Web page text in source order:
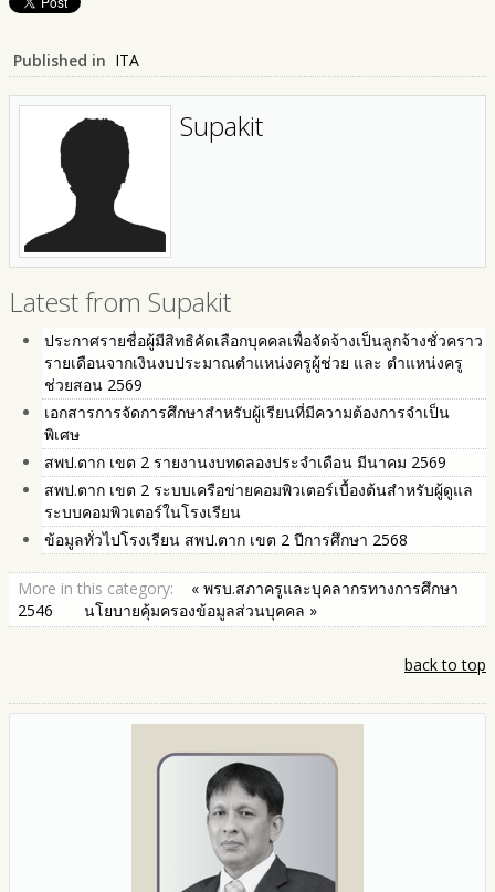
Published in ITA
Supakit
Latest from Supakit
ประกาศรายชื่อผู้มีสิทธิคัดเลือกบุคคลเพื่อจัดจ้างเป็นลูกจ้างชั่วคราว
รายเดือนจากเงินงบประมาณตำแหน่งครูผู้ช่วย และ ตำแหน่งครู
ช่วยสอน 2569
เอกสารการจัดการศึกษาสำหรับผู้เรียนที่มีความต้องการจำเป็น
พิเศษ
สพป.ตาก เขต 2 รายงานงบทดลองประจำเดือน มีนาคม 2569
สพป.ตาก เขต 2 ระบบเครือข่ายคอมพิวเตอร์เบื้องต้นสำหรับผู้ดูแล
ระบบคอมพิวเตอร์ในโรงเรียน
ข้อมูลทั่วไปโรงเรียน สพป.ตาก เขต 2 ปีการศึกษา 2568
More in this category:
« พรบ.สภาครูและบุคลากรทางการศึกษา
2546
นโยบายคุ้มครองข้อมูลส่วนบุคคล »
back to top